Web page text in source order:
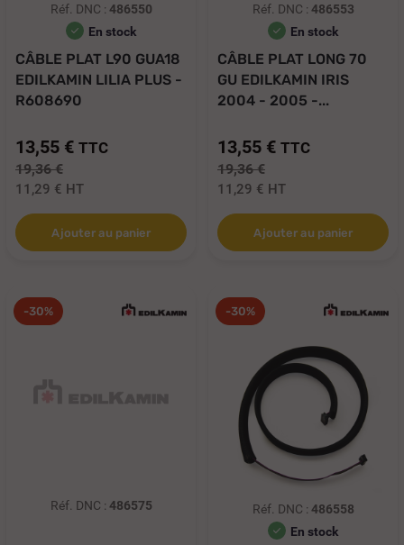
Réf. DNC : 486550
En stock
CÂBLE PLAT L90 GUA18
EDILKAMIN LILIA PLUS -
R608690
13,55 € TTC
19,36 €
11,29 € HT
Ajouter au panier
Réf. DNC : 486553
En stock
CÂBLE PLAT LONG 70
GU EDILKAMIN IRIS
2004 - 2005 -...
13,55 € TTC
19,36 €
11,29 € HT
Ajouter au panier
-30%
Réf. DNC : 486575
-30%
Réf. DNC : 486558
En stock